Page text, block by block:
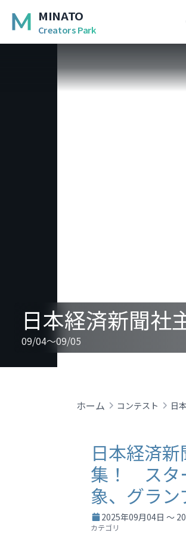
MINATO
Creators Park
09/04～09/05
ホーム コンテスト
日本経済
集！ スタ
象、グラ
2025年09月04日 ～
カテゴリ